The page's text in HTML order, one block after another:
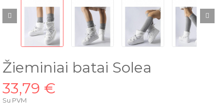
Žieminiai batai Solea
33,79 €
Su PVM